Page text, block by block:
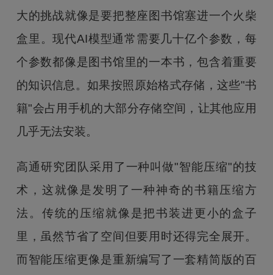
大的挑战就像是要把整座图书馆塞进一个火柴
盒里。现代AI模型通常需要几十亿个参数，每
个参数都像是图书馆里的一本书，包含着重要
的知识信息。如果按照原始格式存储，这些"书
籍"会占用手机的大部分存储空间，让其他应用
几乎无法安装。
高通研究团队采用了一种叫做"智能压缩"的技
术，这就像是发明了一种神奇的书籍压缩方
法。传统的压缩就像是把书装进更小的盒子
里，虽然节省了空间但要用时还得完全展开。
而智能压缩更像是重新编写了一套精简版的百